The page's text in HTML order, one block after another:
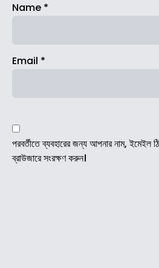
Name *
Email *
পরবর্তীতে ব্যবহারের জন্য আপনার নাম, ইমেইল
ব্রাউজারে সংরক্ষণ করুন।